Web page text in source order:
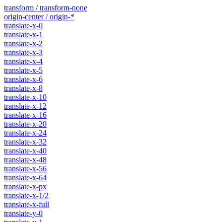
transform / transform-none
origin-center / origin-*
translate-x-0
translate-x-1
translate-x-2
translate-x-3
translate-x-4
translate-x-5
translate-x-6
translate-x-8
translate-x-10
translate-x-12
translate-x-16
translate-x-20
translate-x-24
translate-x-32
translate-x-40
translate-x-48
translate-x-56
translate-x-64
translate-x-px
translate-x-1/2
translate-x-full
translate-y-0